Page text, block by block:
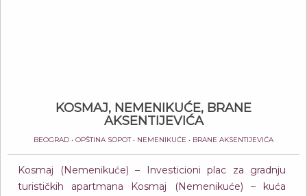
KOSMAJ, NEMENIKUĆE, BRANE
AKSENTIJEVIĆA
BEOGRAD • OPŠTINA SOPOT • NEMENIKUĆE • BRANE AKSENTIJEVIĆA
Kosmaj (Nemenikuće) – Investicioni plac za gradnju
turističkih apartmana Kosmaj (Nemenikuće) – kuća